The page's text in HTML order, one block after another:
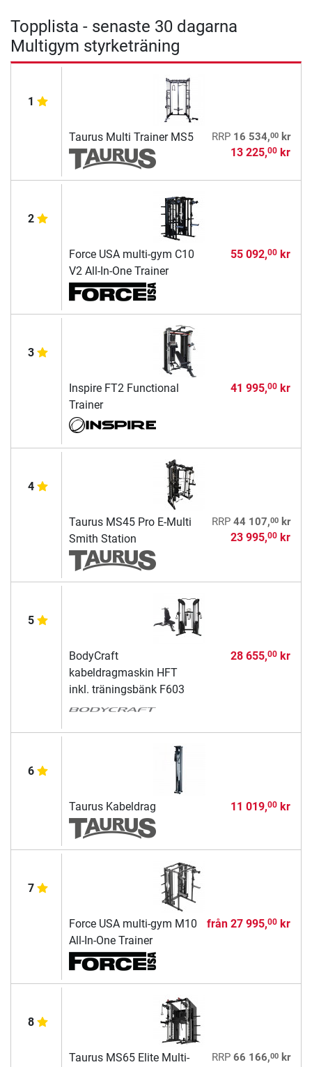
Topplista - senaste 30 dagarna
Multigym styrketräning
1
Taurus Multi Trainer MS5 RRP 16 534,00kr
13 225,00kr
2
Force USA multi-gym C10
V2 All-In-One Trainer
55 092,00kr
3
Inspire FT2 Functional
Trainer
41 995,00kr
4
Taurus MS45 Pro E-Multi
Smith Station
RRP 44 107,00kr
23 995,00kr
5
BodyCraft
kabeldragmaskin HFT
inkl. träningsbänk F603
28 655,00kr
6
Taurus Kabeldrag 11 019,00kr
7
Force USA multi-gym M10
All-In-One Trainer
från 27 995,00kr
8
Taurus MS65 Elite Multi- RRP 66 166,00kr